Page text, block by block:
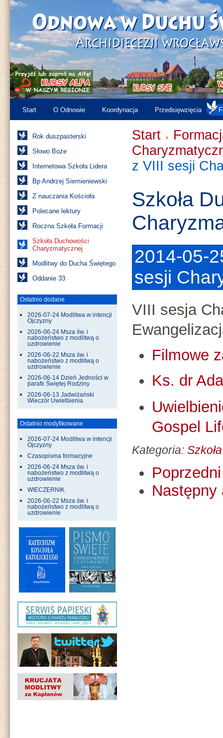
Start O Odnowie Koordynacja Przedsięwzięcia
Rok duszpasterski
Słowo Boże
Internetowa Szkoła Lidera
Bp Andrzej Siemieniewski
Z nauczania Kościoła
Polecane lektury
Roczna Szkoła Formacji
Szkoła Duchowości
Charyzmatycznej
Modlitwy do Ducha Świętego
Oddanie 33
Ostatnio dodane
2026-07-24 Modlitwa w intencji
Ojczyzny
2026-06-24 Msza św. i
nabożeństwo z modlitwą o
uzdrowienie
2026-06-22 Msza św. i
nabożeństwo z modlitwą o
uzdrowienie
2026-06-14 Dzień Jedności w
parafii Świętej Rodziny
2026-06-13 Jadwiżański
Wieczór Uwielbienia
Ostatnio modyfikowane
2026-07-24 Modlitwa w intencji
Ojczyzny
Czasopisma formacyjne
2026-06-24 Msza św. i
nabożeństwo z modlitwą o
uzdrowienie
WIECZERNIK
2026-06-22 Msza św. i
nabożeństwo z modlitwą o
uzdrowienie
Start
z VIII sesji
Szkoła
2014-05-
sesji
VIII sesja
Filmowe
Ks. dr
Gospel
Kategoria:
Następny